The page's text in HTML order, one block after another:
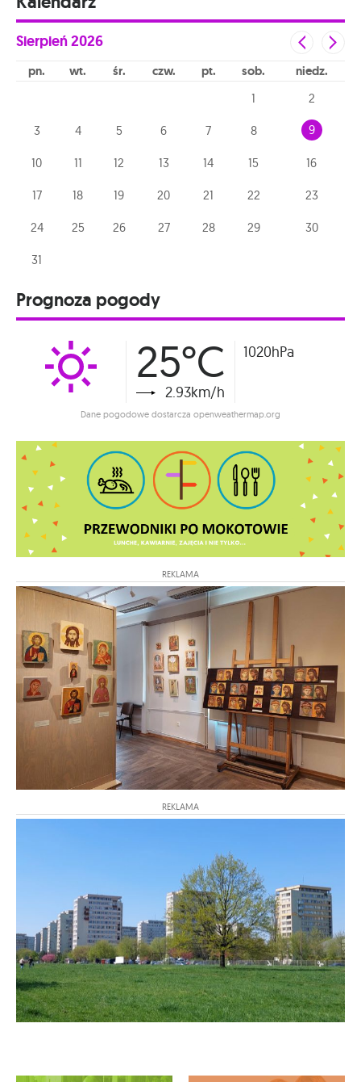
Sierpień2026
pn wt śr czw pt sob niedz
1 2
3 4 5 6 7 8 9
10 11 12 13 14 15 16
17 18 19 20 21 22 23
24 25 26 27 28 29 30
31
Prognoza pogody
25°C
2.93km/h
1020hPa
Dane pogodowe dostarcza openweathermap.org
REKLAMA
REKLAMA